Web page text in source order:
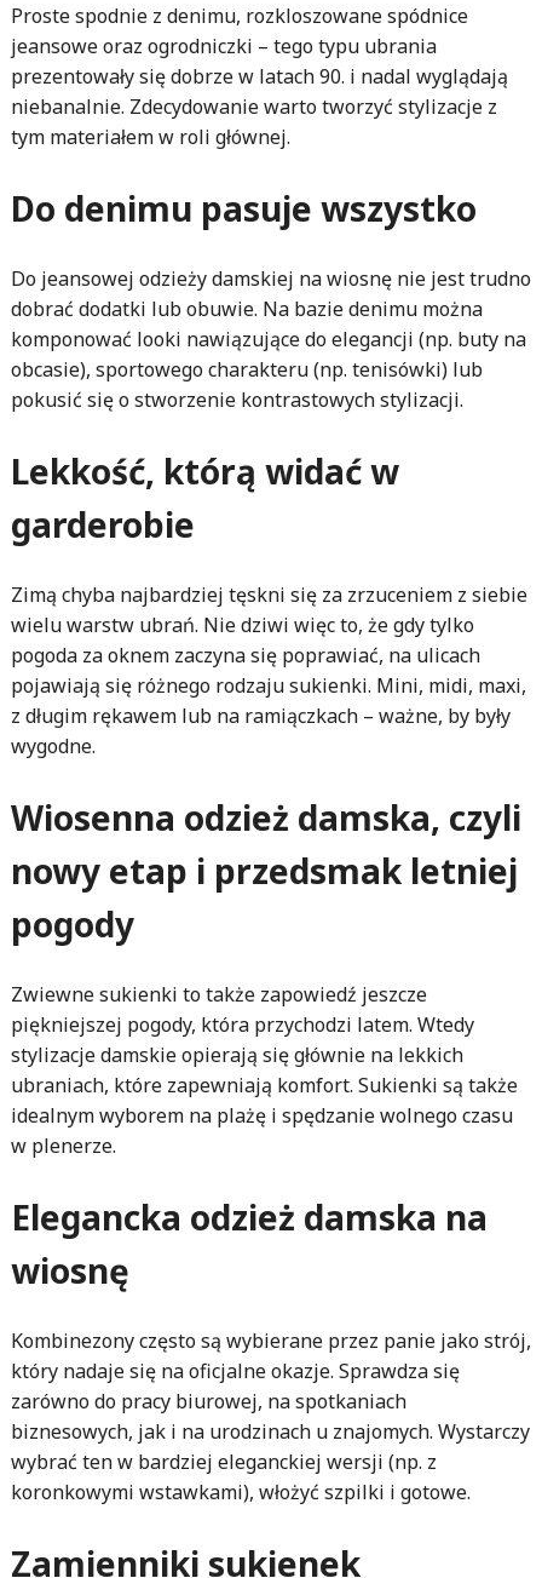
Proste spodnie z denimu, rozkloszowane spódnice
jeansowe oraz ogrodniczki – tego typu ubrania
prezentowały się dobrze w latach 90. i nadal wyglądają
niebanalnie. Zdecydowanie warto tworzyć stylizacje z
tym materiałem w roli głównej.
Do denimu pasuje wszystko
Do jeansowej odzieży damskiej na wiosnę nie jest trudno
dobrać dodatki lub obuwie. Na bazie denimu można
komponować looki nawiązujące do elegancji (np. buty na
obcasie), sportowego charakteru (np. tenisówki) lub
pokusić się o stworzenie kontrastowych stylizacji.
Lekkość, którą widać w
garderobie
Zimą chyba najbardziej tęskni się za zrzuceniem z siebie
wielu warstw ubrań. Nie dziwi więc to, że gdy tylko
pogoda za oknem zaczyna się poprawiać, na ulicach
pojawiają się różnego rodzaju sukienki. Mini, midi, maxi,
z długim rękawem lub na ramiączkach – ważne, by były
wygodne.
Wiosenna odzież damska, czyli
nowy etap i przedsmak letniej
pogody
Zwiewne sukienki to także zapowiedź jeszcze
piękniejszej pogody, która przychodzi latem. Wtedy
stylizacje damskie opierają się głównie na lekkich
ubraniach, które zapewniają komfort. Sukienki są także
idealnym wyborem na plażę i spędzanie wolnego czasu
w plenerze.
Elegancka odzież damska na
wiosnę
Kombinezony często są wybierane przez panie jako strój,
który nadaje się na oficjalne okazje. Sprawdza się
zarówno do pracy biurowej, na spotkaniach
biznesowych, jak i na urodzinach u znajomych. Wystarczy
wybrać ten w bardziej eleganckiej wersji (np. z
koronkowymi wstawkami), włożyć szpilki i gotowe.
Zamienniki sukienek